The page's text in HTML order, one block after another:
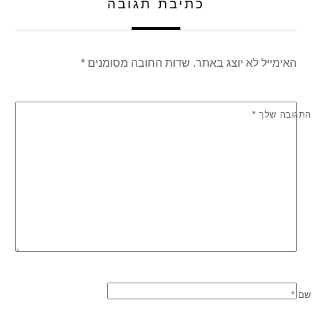
כתיבת תגובה
האימייל לא יוצג באתר. שדות החובה מסומנים*
התגובה שלך *
שם *